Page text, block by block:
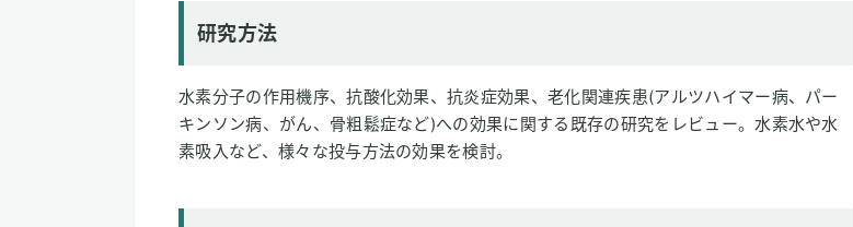
研究方法
水素分子の作用機序、抗酸化効果、抗炎症効果、老化関連疾患(アルツハイマー病、パー
キンソン病、がん、骨粗鬆症など)への効果に関する既存の研究をレビュー。水素水や水
素吸入など、様々な投与方法の効果を検討。